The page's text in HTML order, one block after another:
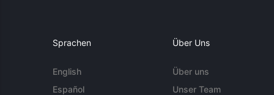
Sprachen
English
Español
Über Uns
Über uns
Unser Team